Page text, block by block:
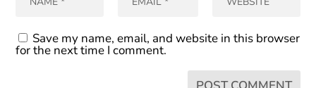
Save my name, email, and website in this browser
for the next time I comment.